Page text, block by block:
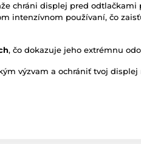
chráni displej pred odtlačkami
intenzívnom používaní, čo
, čo dokazuje jeho extrémnu
výzvam a ochrániť tvoj